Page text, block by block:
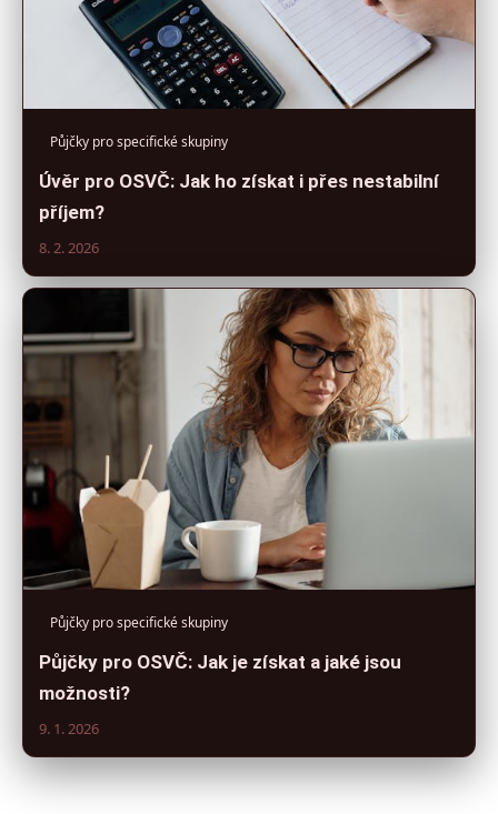
Půjčky pro specifické skupiny
Úvěr pro OSVČ: Jak ho získat i přes nestabilní
příjem?
8. 2. 2026
Půjčky pro specifické skupiny
Půjčky pro OSVČ: Jak je získat a jaké jsou
možnosti?
9. 1. 2026